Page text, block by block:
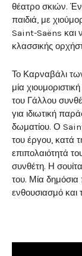
θέατρο σκιών.
παιδιά, με
Saint-Saëns και
κλασσικής
Το Καρναβάλι
μία
του Γάλλου
για ιδιωτική
δωματίου. Ο
του έργου, κατά
επιπολαιότητά
συνθέτη. Η
του. Μία δημόσια
ενθουσιασμό και